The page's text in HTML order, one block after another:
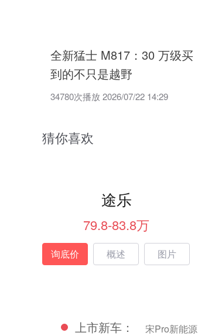
全新猛士 M817：30 万级买
到的不只是越野
34780次播放 2026/07/22 14:29
猜你喜欢
途乐
79.8-83.8万
询底价 概述 图片
上市新车： 宋Pro新能源